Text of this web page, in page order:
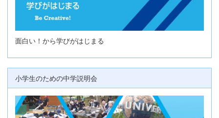
面白い！から学びがはじまる
小学生のための中学説明会